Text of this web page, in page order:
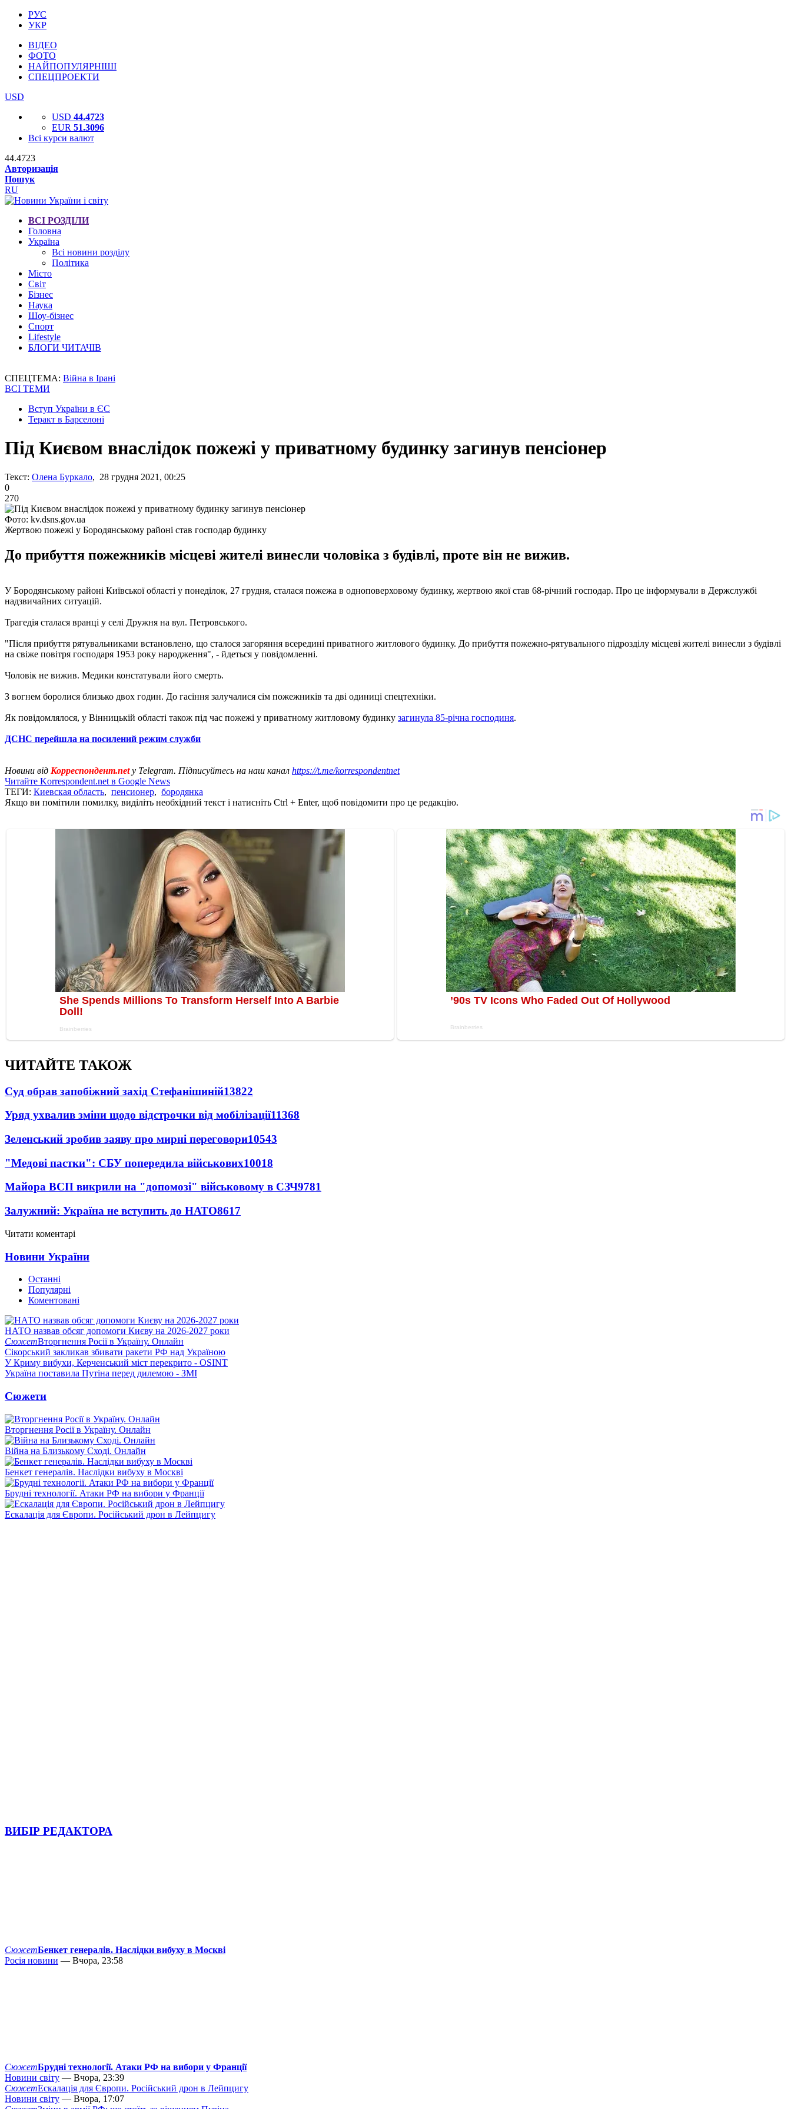
РУС
УКР
ВІДЕО
ФОТО
НАЙПОПУЛЯРНІШІ
СПЕЦПРОЕКТИ
USD
USD 44.4723
EUR 51.3096
Всі курси валют
44.4723
Авторизація
Пошук
RU
ВСІ РОЗДІЛИ
Головна
Україна
Всі новини розділу
Політика
Місто
Світ
Бізнес
Наука
Шоу-бізнес
Спорт
Lifestyle
БЛОГИ ЧИТАЧІВ
СПЕЦТЕМА: Війна в Ірані
ВСІ ТЕМИ
Вступ України в ЄС
Теракт в Барселоні
Під Києвом внаслідок пожежі у приватному будинку загинув пенсіонер
Текст: Олена Буркало, 28 грудня 2021, 00:25
0
270
Фото: kv.dsns.gov.ua
Жертвою пожежі у Бородянському районі став господар будинку
До прибуття пожежників місцеві жителі винесли чоловіка з будівлі, проте він не вижив.
У Бородянському районі Київської області у понеділок, 27 грудня, сталася пожежа в одноповерховому будинку, жертвою якої став 68-річний господар. Про це інформували в Держслужбі
надзвичайних ситуацій.
Трагедія сталася вранці у селі Дружня на вул. Петровського.
"Після прибуття рятувальниками встановлено, що сталося загоряння всередині приватного житлового будинку. До прибуття пожежно-рятувального підрозділу місцеві жителі винесли з будівлі
на свіже повітря господаря 1953 року народження", - йдеться у повідомленні.
Чоловік не вижив. Медики констатували його смерть.
З вогнем боролися близько двох годин. До гасіння залучалися сім пожежників та дві одиниці спецтехніки.
Як повідомлялося, у Вінницькій області також під час пожежі у приватному житловому будинку загинула 85-річна господиня.
ДСНС перейшла на посилений режим служби
Новини від Корреспондент.netу Telegram. Підписуйтесь на наш канал https://t.me/korrespondentnet
Читайте Korrespondent.net в Google News
ТЕГИ: Киевская область, пенсионер, бородянка
Якщо ви помітили помилку, виділіть необхідний текст і натисніть Ctrl + Enter, щоб повідомити про це редакцію.
ЧИТАЙТЕ ТАКОЖ
Суд обрав запобіжний захід Стефанішиній13822
Уряд ухвалив зміни щодо відстрочки від мобілізації11368
Зеленський зробив заяву про мирні переговори10543
"Медові пастки": СБУ попередила військових10018
Майора ВСП викрили на "допомозі" військовому в СЗЧ9781
Залужний: Україна не вступить до НАТО8617
Читати коментарі
Новини України
Останні
Популярні
Коментовані
НАТО назвав обсяг допомоги Києву на 2026-2027 роки
СюжетВторгнення Росії в Україну. Онлайн
Сікорський закликав збивати ракети РФ над Україною
У Криму вибухи, Керченський міст перекрито - OSINT
Україна поставила Путіна перед дилемою - ЗМІ
Сюжети
Вторгнення Росії в Україну. Онлайн
Війна на Близькому Сході. Онлайн
Бенкет генералів. Наслідки вибуху в Москві
Брудні технології. Атаки РФ на вибори у Франції
Ескалація для Європи. Російський дрон в Лейпцигу
ВИБІР РЕДАКТОРА
СюжетБенкет генералів. Наслідки вибуху в Москві
Росія новини — Вчора, 23:58
СюжетБрудні технології. Атаки РФ на вибори у Франції
Новини світу — Вчора, 23:39
СюжетЕскалація для Європи. Російський дрон в Лейпцигу
Новини світу — Вчора, 17:07